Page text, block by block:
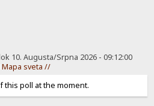
10. Augusta/Srpna 2026 - 09:12:00
sveta //
this poll at the moment.